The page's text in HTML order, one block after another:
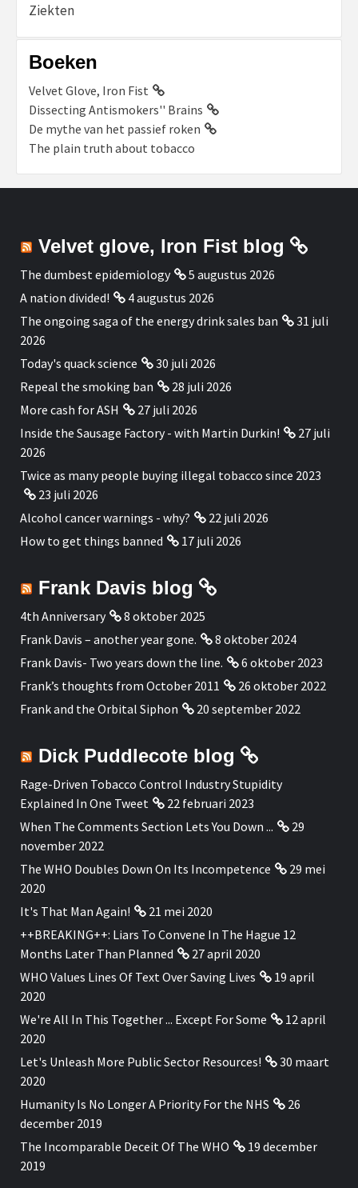
Ziekten
Boeken
Velvet Glove, Iron Fist
Dissecting Antismokers'' Brains
De mythe van het passief roken
The plain truth about tobacco
Velvet glove, Iron Fist blog
The dumbest epidemiology
5 augustus 2026
A nation divided!
4 augustus 2026
The ongoing saga of the energy drink sales ban
31 juli
2026
Today's quack science
30 juli 2026
Repeal the smoking ban
28 juli 2026
More cash for ASH
27 juli 2026
Inside the Sausage Factory - with Martin Durkin!
27 juli
2026
Twice as many people buying illegal tobacco since 2023
23 juli 2026
Alcohol cancer warnings - why?
22 juli 2026
How to get things banned
17 juli 2026
Frank Davis blog
4th Anniversary
8 oktober 2025
Frank Davis – another year gone.
8 oktober 2024
Frank Davis- Two years down the line.
6 oktober 2023
Frank’s thoughts from October 2011
26 oktober 2022
Frank and the Orbital Siphon
20 september 2022
Dick Puddlecote blog
Rage-Driven Tobacco Control Industry Stupidity
Explained In One Tweet
22 februari 2023
When The Comments Section Lets You Down ...
29
november 2022
The WHO Doubles Down On Its Incompetence
29 mei
2020
It's That Man Again!
21 mei 2020
++BREAKING++: Liars To Convene In The Hague 12
Months Later Than Planned
27 april 2020
WHO Values Lines Of Text Over Saving Lives
19 april
2020
We're All In This Together ... Except For Some
12 april
2020
Let's Unleash More Public Sector Resources!
30 maart
2020
Humanity Is No Longer A Priority For the NHS
26
december 2019
The Incomparable Deceit Of The WHO
19 december
2019